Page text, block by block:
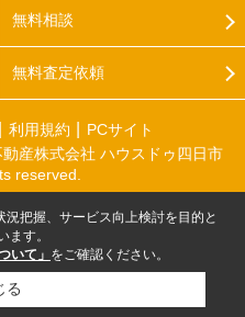
無料相談
無料査定依頼
利用規約
PCサイト
産株式会社 ハウスドゥ四日市
reserved.
把握、サービス向上検討を目的と
ます。
いて」 をご確認ください。
る